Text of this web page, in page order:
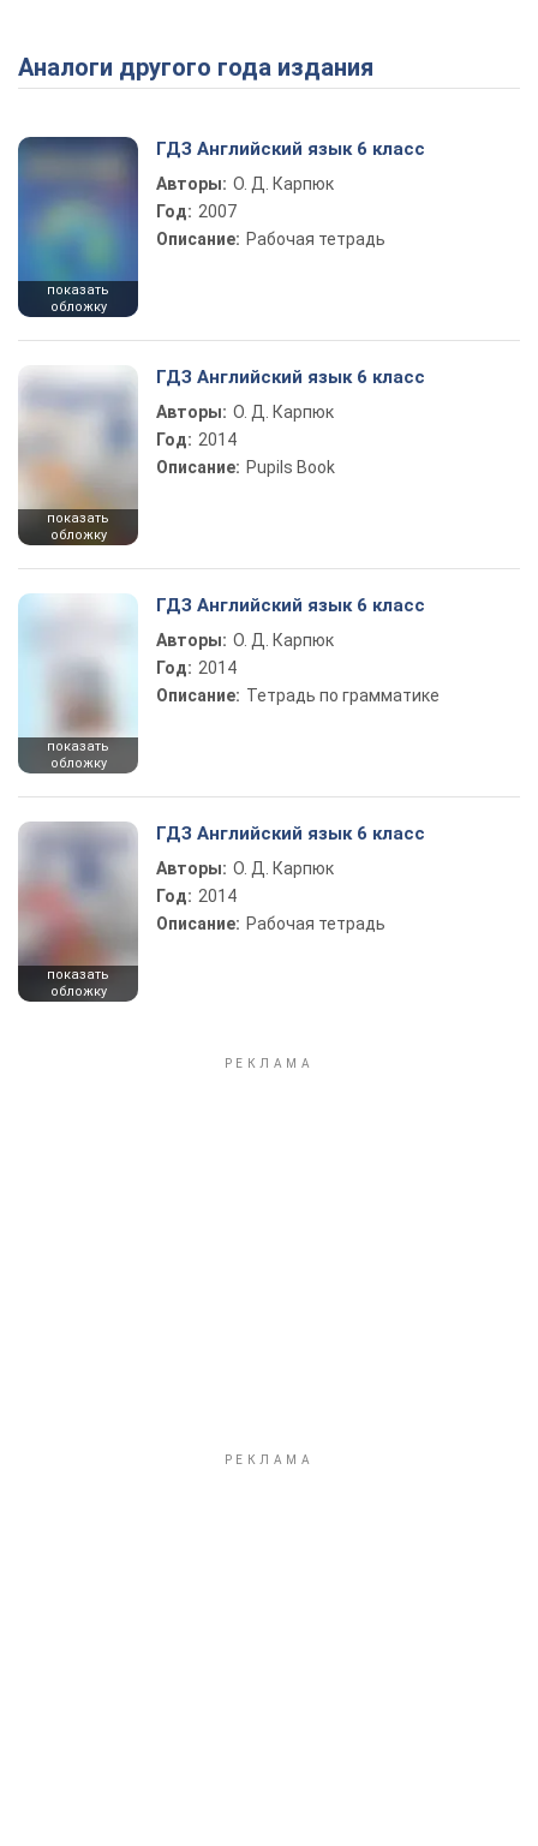
Play Video
Аналоги другого года издания
показать
обложку
ГДЗ Английский язык 6 класс
Авторы: О. Д. Карпюк
Год: 2007
Описание: Рабочая тетрадь
показать
обложку
ГДЗ Английский язык 6 класс
Авторы: О. Д. Карпюк
Год: 2014
Описание: Pupils Book
показать
обложку
ГДЗ Английский язык 6 класс
Авторы: О. Д. Карпюк
Год: 2014
Описание: Тетрадь по грамматике
показать
обложку
ГДЗ Английский язык 6 класс
Авторы: О. Д. Карпюк
Год: 2014
Описание: Рабочая тетрадь